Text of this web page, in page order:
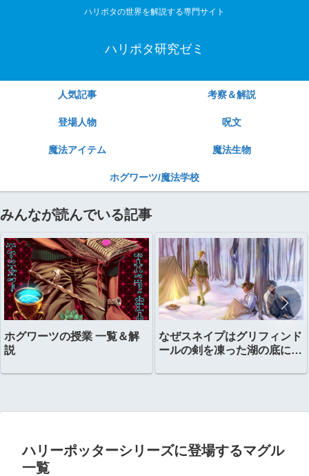
ハリポタの世界を解説する専門サイト
ハリポタ研究ゼミ
人気記事 考察＆解説
登場人物 呪文
魔法アイテム 魔法生物
ホグワーツ/魔法学校
みんなが読んでいる記事
ホグワーツの授業 一覧＆解
説
なぜスネイプはグリフィンド
ールの剣を凍った湖の底に置
ハリーポッターシリーズに登場するマグル
一覧